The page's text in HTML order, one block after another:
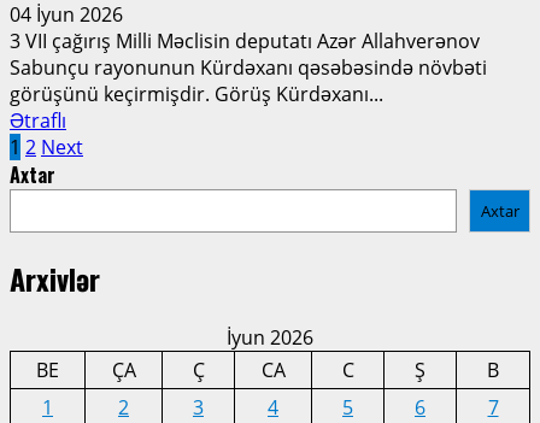
Günüdür
04 İyun 2026
3 VII çağırış Milli Məclisin deputatı Azər Allahverənov
Sabunçu rayonunun Kürdəxanı qəsəbəsində növbəti
görüşünü keçirmişdir. Görüş Kürdəxanı...
Ətraflı
more
Deputat
Azər
Kürdəxanı
qəbulu
keçirib
Posts
pagination
1 2 Next
Axtar
Axtar
Arxivlər
İyun 2026
BE
ÇA Ç CA C Ş
B
1
2 3 4 5 6
7